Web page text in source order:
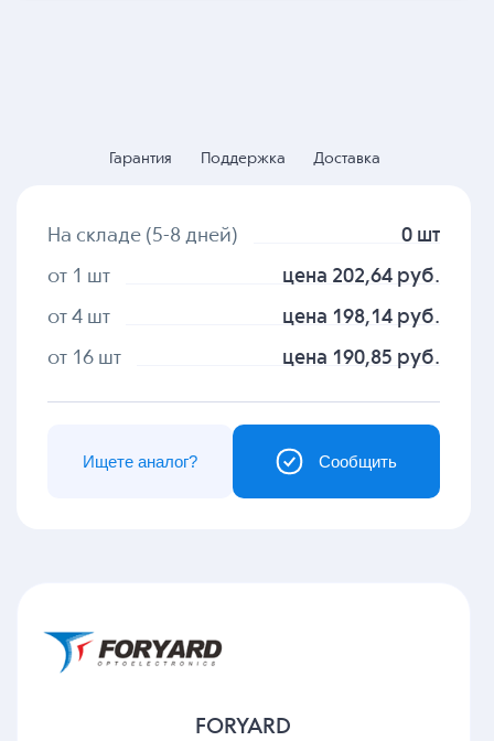
Гарантия Поддержка Доставка
На складе (5-8 дней) 0 шт
от 1 шт цена 202,64 руб.
от 4 шт цена 198,14 руб.
от 16 шт цена 190,85 руб.
Сообщить
Ищете аналог?
FORYARD